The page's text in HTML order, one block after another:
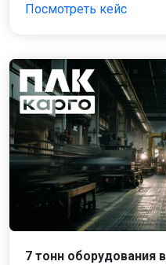
Посмотреть кейс
7 тонн оборудования